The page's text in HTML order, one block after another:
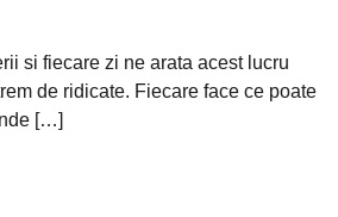
si fiecare zi ne arata acest lucru
de ridicate. Fiecare face ce poate
[…]